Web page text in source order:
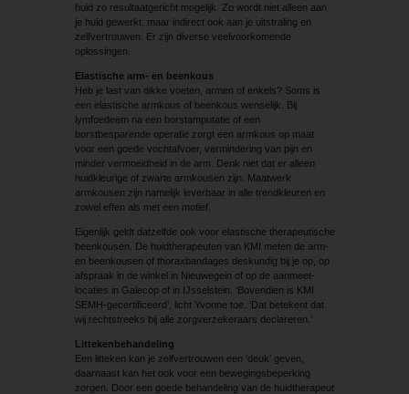
huid zo resultaatgericht mogelijk. Zo wordt niet alleen aan
je huid gewerkt, maar indirect ook aan je uitstraling en
zelfvertrouwen. Er zijn diverse veelvoorkomende
oplossingen.
Elastische arm- en beenkous
Heb je last van dikke voeten, armen of enkels? Soms is
een elastische armkous of beenkous wenselijk. Bij
lymfoedeem na een borstamputatie of een
borstbesparende operatie zorgt een armkous op maat
voor een goede vochtafvoer, vermindering van pijn en
minder vermoeidheid in de arm. Denk niet dat er alleen
huidkleurige of zwarte armkousen zijn. Maatwerk
armkousen zijn namelijk leverbaar in alle trendkleuren en
zowel effen als met een motief.
Eigenlijk geldt datzelfde ook voor elastische thera­peutische
beenkousen. De huidtherapeuten van KMI meten de arm-
en beenkousen of thoraxbandages deskundig bij je op, op
afspraak in de winkel in Nieuwegein of op de aanmeet­
locaties in Galecop of in IJsselstein. ‘Bovendien is KMI
SEMH-gecertificeerd’, licht Yvonne toe. ‘Dat betekent dat
wij rechtstreeks bij alle zorgverzekeraars declareren.’
Littekenbehandeling
Een litteken kan je zelfvertrouwen een ‘deuk’ geven,
daarnaast kan het ook voor een bewegingsbeperking
zorgen. Door een goede behandeling van de huidtherapeut